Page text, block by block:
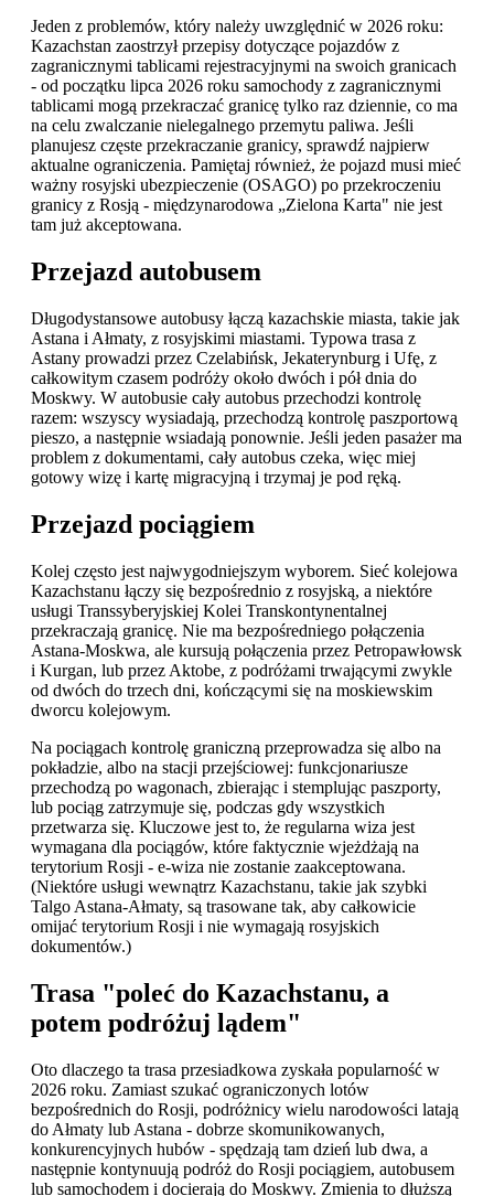
Jeden z problemów, który należy uwzględnić w 2026 roku:
Kazachstan zaostrzył przepisy dotyczące pojazdów z
zagranicznymi tablicami rejestracyjnymi na swoich granicach
- od początku lipca 2026 roku samochody z zagranicznymi
tablicami mogą przekraczać granicę tylko raz dziennie, co ma
na celu zwalczanie nielegalnego przemytu paliwa. Jeśli
planujesz częste przekraczanie granicy, sprawdź najpierw
aktualne ograniczenia. Pamiętaj również, że pojazd musi mieć
ważny rosyjski ubezpieczenie (OSAGO) po przekroczeniu
granicy z Rosją - międzynarodowa „Zielona Karta" nie jest
tam już akceptowana.
Przejazd autobusem
Długodystansowe autobusy łączą kazachskie miasta, takie jak
Astana i Ałmaty, z rosyjskimi miastami. Typowa trasa z
Astany prowadzi przez Czelabińsk, Jekaterynburg i Ufę, z
całkowitym czasem podróży około dwóch i pół dnia do
Moskwy. W autobusie cały autobus przechodzi kontrolę
razem: wszyscy wysiadają, przechodzą kontrolę paszportową
pieszo, a następnie wsiadają ponownie. Jeśli jeden pasażer ma
problem z dokumentami, cały autobus czeka, więc miej
gotowy wizę i kartę migracyjną i trzymaj je pod ręką.
Przejazd pociągiem
Kolej często jest najwygodniejszym wyborem. Sieć kolejowa
Kazachstanu łączy się bezpośrednio z rosyjską, a niektóre
usługi Transsyberyjskiej Kolei Transkontynentalnej
przekraczają granicę. Nie ma bezpośredniego połączenia
Astana-Moskwa, ale kursują połączenia przez Petropawłowsk
i Kurgan, lub przez Aktobe, z podróżami trwającymi zwykle
od dwóch do trzech dni, kończącymi się na moskiewskim
dworcu kolejowym.
Na pociągach kontrolę graniczną przeprowadza się albo na
pokładzie, albo na stacji przejściowej: funkcjonariusze
przechodzą po wagonach, zbierając i stemplując paszporty,
lub pociąg zatrzymuje się, podczas gdy wszystkich
przetwarza się. Kluczowe jest to, że regularna wiza jest
wymagana dla pociągów, które faktycznie wjeżdżają na
terytorium Rosji - e-wiza nie zostanie zaakceptowana.
(Niektóre usługi wewnątrz Kazachstanu, takie jak szybki
Talgo Astana-Ałmaty, są trasowane tak, aby całkowicie
omijać terytorium Rosji i nie wymagają rosyjskich
dokumentów.)
Trasa "poleć do Kazachstanu, a
potem podróżuj lądem"
Oto dlaczego ta trasa przesiadkowa zyskała popularność w
2026 roku. Zamiast szukać ograniczonych lotów
bezpośrednich do Rosji, podróżnicy wielu narodowości latają
do Ałmaty lub Astana - dobrze skomunikowanych,
konkurencyjnych hubów - spędzają tam dzień lub dwa, a
następnie kontynuują podróż do Rosji pociągiem, autobusem
lub samochodem i docierają do Moskwy. Zmienia to dłuższą